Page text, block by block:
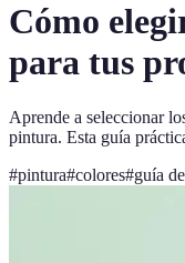
Cómo
para tus
Aprende a seleccionar
pintura. Esta guía
#pintura#colores#guía